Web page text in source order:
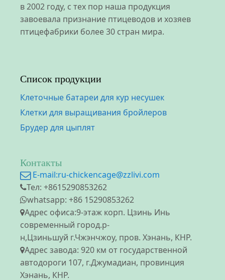
в 2002 году, с тех пор наша продукция
завоевала признание птицеводов и хозяев
птицефабрики более 30 стран мира.
Список продукции
Клеточные батареи для кур несушек
Клетки для выращивания бройлеров
Брудер для цыплят
Контакты
E-mail:ru-chickencage@zzlivi.com
Тел: +8615290853262
whatsapp: +86 15290853262
Адрес офиса:9-этаж корп. Цзинь Инь
современный город.р-
н,Цзиньшуй г.Чжэнчжоу, пров. Хэнань, КНР.
Адрес завода: 920 км от государственной
автодороги 107, г.Джумадиан, провинция
Хэнань, КНР.